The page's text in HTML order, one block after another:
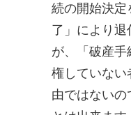
続の開始決定
了」により
が、「破産手
権していない
由ではないの